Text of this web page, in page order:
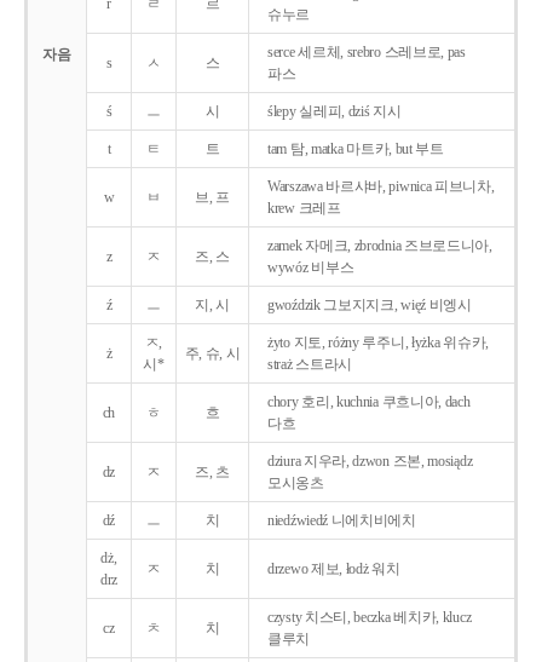
자음
r ㄹ 르
슈누르
s ㅅ 스
serce 세르체, srebro 스레브로, pas
파스
ś ㅡ 시 ślepy 실레피, dziś 지시
t ㅌ 트 tam 탐, matka 마트카, but 부트
w ㅂ 브, 프
Warszawa 바르샤바, piwnica 피브니차,
krew 크레프
z ㅈ 즈, 스
zamek 자메크, zbrodnia 즈브로드니아,
wywóz 비부스
ź ㅡ 지, 시 gwoździk 그보지지크, więź 비엥시
ż
ㅈ,
시*
주, 슈, 시
żyto 지토, różny 루주니, łyżka 위슈카,
straż 스트라시
ch ㅎ 흐
chory 호리, kuchnia 쿠흐니아, dach
다흐
dz ㅈ 즈, 츠
dziura 지우라, dzwon 즈본, mosiądz
모시옹츠
dź ㅡ 치 niedźwiedź 니에치비에치
dż,
drz
ㅈ 치 drzewo 제보, łodż 워치
cz ㅊ 치
czysty 치스티, beczka 베치카, klucz
클루치